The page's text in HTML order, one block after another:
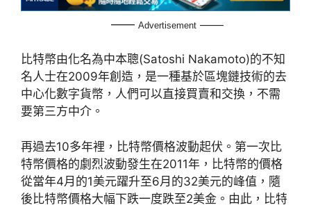
—— Advertisement ——
比特幣由化名為中本聰(Satoshi Nakamoto)的不知
名人士在2009年創造，是一種基於區塊鏈技術的去
中心化數字貨幣，人們可以直接買賣和交換，不需
要第三方中介。
再過去10多年裡，比特幣價格波動起伏。第一次比
特幣價格的劇烈波動發生在2011年，比特幣的價格
從當年4月的1美元躍升至6月的32美元的峰值，隨
後比特幣價格大幅下跌一度跌至2美金。由此，比特